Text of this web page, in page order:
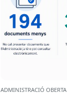
ADMINISTRACIÓ OBERTA